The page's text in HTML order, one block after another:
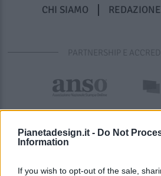
Pianetadesign.it - Do Not
Information
If you wish to opt-out of the sale,
CHI SIAMO REDAZIONE
PARTNERSHIP E